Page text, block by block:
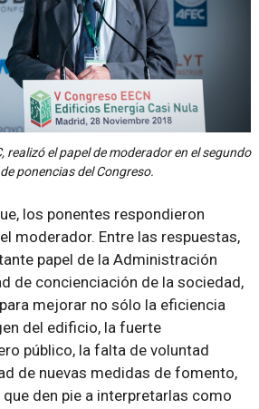
realizó el papel de moderador en el segundo
ponencias del Congreso.
los ponentes respondieron
moderador. Entre las respuestas,
papel de la Administración
de concienciación de la sociedad,
mejorar no sólo la eficiencia
del edificio, la fuerte
público, la falta de voluntad
de nuevas medidas de fomento,
den pie a interpretarlas como